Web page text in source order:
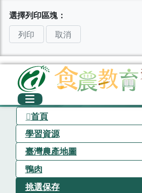
選擇列印區塊：
列印
取消
首頁
學習資源
臺灣農產地圖
鴨肉
挑選保存